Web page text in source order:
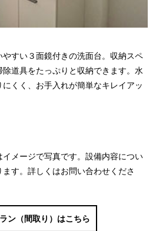
すい３面鏡付きの洗面台。収納スペ
道具をたっぷりと収納できます。水
くく、お手入れが簡単なキレイアッ
メージで写真です。設備内容につい
す。詳しくはお問い合わせくださ
ン（間取り）はこちら